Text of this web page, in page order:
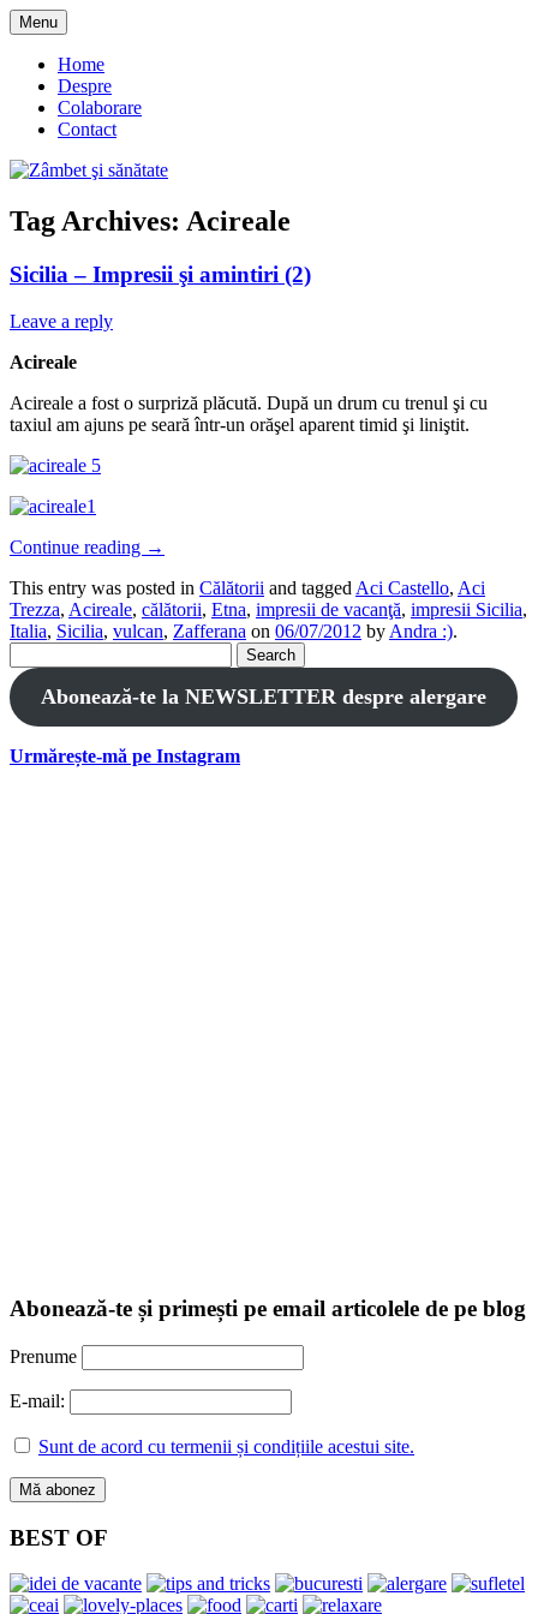
Skip
to
content
Zâmbet şi sănătate
Menu
Home
Despre
Colaborare
Contact
Tag Archives: Acireale
Sicilia – Impresii şi amintiri (2)
Leave a reply
Acireale
Acireale a fost o surpriză plăcută. După un drum cu trenul şi cu
taxiul am ajuns pe seară într-un orăşel aparent timid şi liniştit.
Continue reading →
This entry was posted in Călătorii and tagged Aci Castello, Aci
Trezza, Acireale, călătorii, Etna, impresii de vacanţă, impresii Sicilia,
Italia, Sicilia, vulcan, Zafferana on 06/07/2012 by Andra :).
for:
Abonează-te la NEWSLETTER despre alergare
Urmărește-mă pe Instagram
Abonează-te și primești pe email articolele de pe blog
Prenume
E-mail:
Sunt de acord cu termenii și condițiile acestui site.
BEST OF